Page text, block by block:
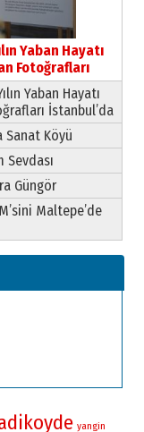
Yaban Hayatı
Fotoğrafları
Yaban Hayatı
İstanbul’da
Sanat Köyü
Sevdası
Güngör
Maltepe’de
yangin